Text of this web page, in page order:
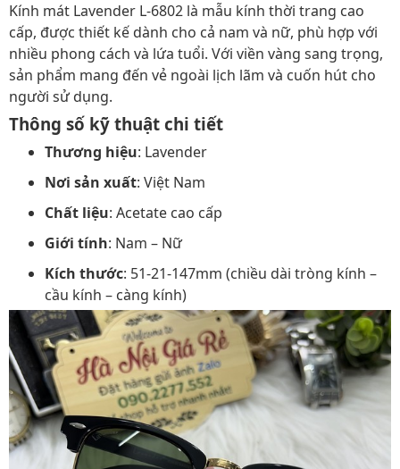
Kính mát Lavender L-6802 là mẫu kính thời trang cao
cấp, được thiết kế dành cho cả nam và nữ, phù hợp với
nhiều phong cách và lứa tuổi. Với viền vàng sang trọng,
sản phẩm mang đến vẻ ngoài lịch lãm và cuốn hút cho
người sử dụng.
Thông số kỹ thuật chi tiết
Thương hiệu: Lavender
Nơi sản xuất: Việt Nam
Chất liệu: Acetate cao cấp
Giới tính: Nam – Nữ
Kích thước: 51-21-147mm (chiều dài tròng kính –
cầu kính – càng kính)